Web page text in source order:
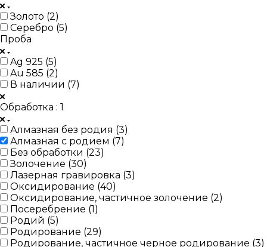
Золото (2)
Серебро (5)
Проба
Ag 925 (5)
Au 585 (2)
В наличии (7)
Обработка : 1
Алмазная без родия (3)
Алмазная с родием (7)
Без обработки (23)
Золочение (30)
Лазерная гравировка (3)
Оксидирование (40)
Оксидирование, частичное золочение (2)
Посеребрение (1)
Родий (5)
Родирование (29)
Родирование, частичное черное родирование (3)